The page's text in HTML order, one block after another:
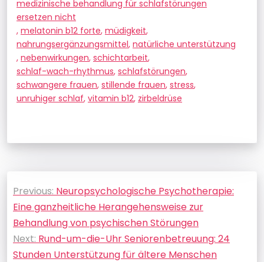
medizinische behandlung für schlafstörungen
ersetzen nicht
, melatonin b12 forte, müdigkeit,
nahrungsergänzungsmittel, natürliche unterstützung
, nebenwirkungen, schichtarbeit,
schlaf-wach-rhythmus, schlafstörungen,
schwangere frauen, stillende frauen, stress,
unruhiger schlaf, vitamin b12, zirbeldrüse
Beitragsnavigation
Previous: Neuropsychologische Psychotherapie:
Eine ganzheitliche Herangehensweise zur
Behandlung von psychischen Störungen
Next: Rund-um-die-Uhr Seniorenbetreuung: 24
Stunden Unterstützung für ältere Menschen